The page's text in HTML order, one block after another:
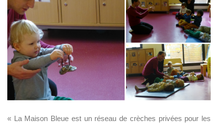
« La Maison Bleue est un réseau de crèches privées pour les